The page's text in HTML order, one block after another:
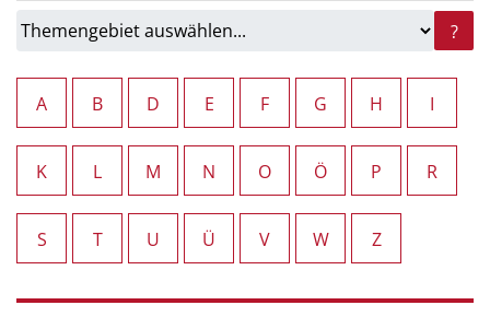
?
A B D E F G H I
K L M N O Ö P R
S T U Ü V W Z